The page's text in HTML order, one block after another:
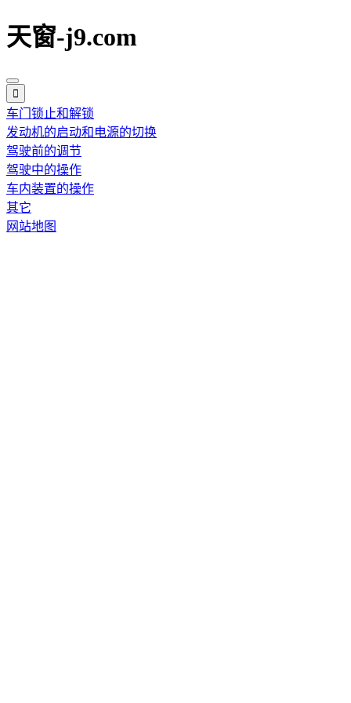
天窗-j9.com
车门锁止和解锁
发动机的启动和电源的切换
驾驶前的调节
驾驶中的操作
车内装置的操作
其它
网站地图